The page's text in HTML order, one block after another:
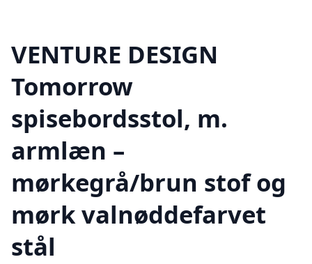
VENTURE DESIGN
Tomorrow
spisebordsstol, m.
armlæn –
mørkegrå/brun stof og
mørk valnøddefarvet
stål